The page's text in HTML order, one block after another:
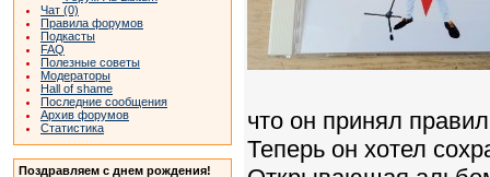
Чат (0)
Правила форумов
Подкасты
FAQ
Полезные советы
Модераторы
Hall of shame
Последние сообщения
Архив форумов
Статистика
Поздравляем с днем рождения!
что он принял
Теперь он хотел